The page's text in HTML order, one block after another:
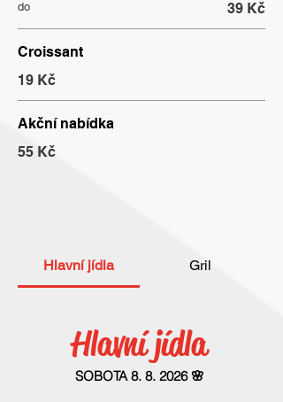
do 39 Kč
Croissant
19 Kč
Akční nabídka
55 Kč
Hlavní jídla Gril
Hlavní jídla
SOBOTA 8. 8. 2026 🌸